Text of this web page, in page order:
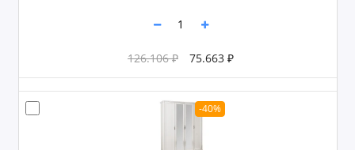
126.106 ₽ 75.663 ₽
-40%